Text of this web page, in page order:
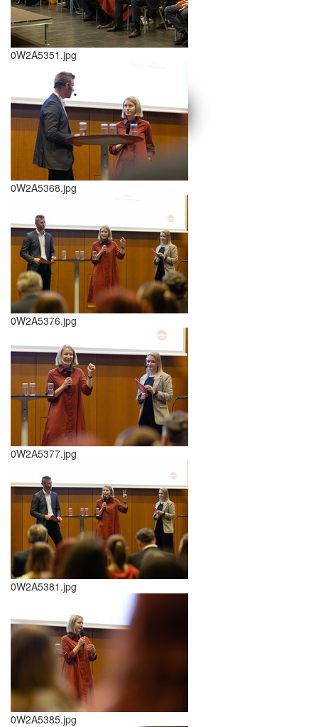
schließen X
<< >>
0W2A5351.jpg
0W2A5368.jpg
0W2A5376.jpg
0W2A5377.jpg
0W2A5381.jpg
0W2A5385.jpg